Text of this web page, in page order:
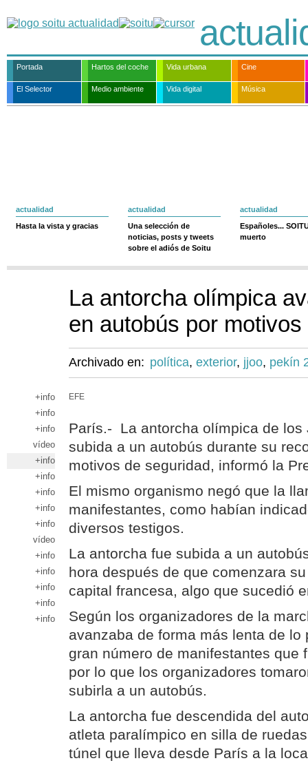
Portada Hartos del coche Vida urbana Cine
El Selector Medio ambiente Vida digital Música
actualidad
Hasta la vista y gracias
actualidad
Una selección de
noticias, posts y tweets
sobre el adiós de Soitu
actualidad
Españoles...
muerto
La antorcha olímpica
en autobús por
Archivado en: política, exterior, jjoo, pekín
+info
+info
+info
vídeo
+info
+info
+info
+info
+info
vídeo
+info
+info
+info
+info
+info
EFE
París.- La antorcha olímpica de los
subida a un autobús durante su
motivos de seguridad, informó la
El mismo organismo negó que la
manifestantes, como habían
diversos testigos.
La antorcha fue subida a un
hora después de que comenzara
capital francesa, algo que sucedió
Según los organizadores de la
avanzaba de forma más lenta de lo
gran número de manifestantes que
por lo que los organizadores
subirla a un autobús.
La antorcha fue descendida del
atleta paralímpico en silla de
túnel que lleva desde París a la